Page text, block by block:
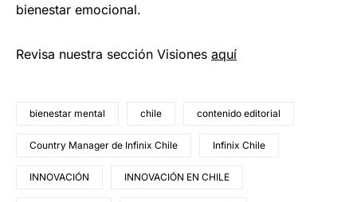
bienestar emocional.
Revisa nuestra sección Visiones aquí
bienestar mental chile contenido editorial
Country Manager de Infinix Chile Infinix Chile
INNOVACIÓN INNOVACIÓN EN CHILE